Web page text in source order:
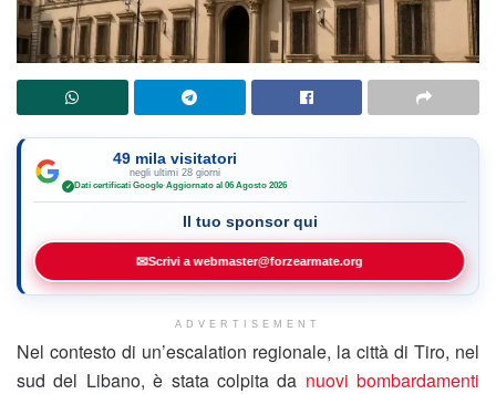
49 mila visitatori
negli ultimi 28 giorni
✓ Dati certificati Google·Aggiornato al 06 Agosto 2026
Il tuo sponsor qui
✉Scrivi a webmaster@forzearmate.org
ADVERTISEMENT
Nel contesto di un’escalation regionale, la città di Tiro, nel
sud del Libano, è stata colpita da nuovi bombardamenti